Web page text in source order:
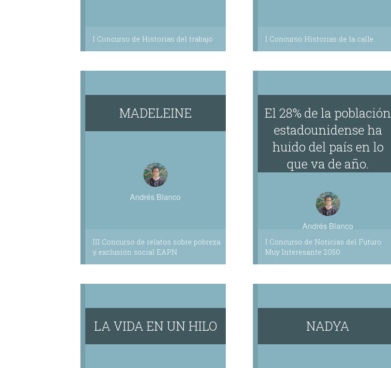
I Concurso de Historias del trabajo I Concurso Historias de la calle
MADELEINE
Andrés Blanco
III Concurso de relatos sobre pobreza
y exclusión social EAPN
El 28% de la población
estadounidense ha
huido del país en lo
que va de año.
Ambiente)
Andrés Blanco
I Concurso de Noticias del Futuro
Muy Interesante 2050
LA VIDA EN UN HILO NADYA